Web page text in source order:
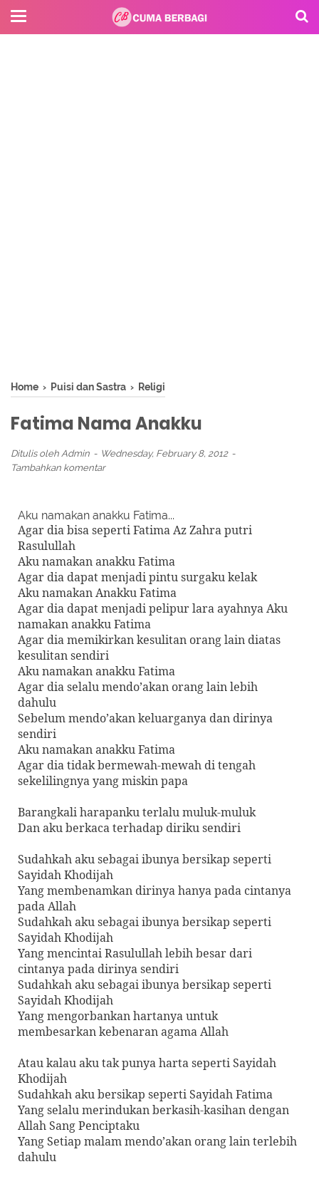
Home › Puisi dan Sastra › Religi
Fatima Nama Anakku
Ditulis oleh Admin
Wednesday, February 8, 2012
Tambahkan komentar
Aku namakan anakku Fatima...
Agar dia bisa seperti Fatima Az Zahra putri
Rasulullah
Aku namakan anakku Fatima
Agar dia dapat menjadi pintu surgaku kelak
Aku namakan Anakku Fatima
Agar dia dapat menjadi pelipur lara ayahnya Aku
namakan anakku Fatima
Agar dia memikirkan kesulitan orang lain diatas
kesulitan sendiri
Aku namakan anakku Fatima
Agar dia selalu mendo’akan orang lain lebih
dahulu
Sebelum mendo’akan keluarganya dan dirinya
sendiri
Aku namakan anakku Fatima
Agar dia tidak bermewah-mewah di tengah
sekelilingnya yang miskin papa
Barangkali harapanku terlalu muluk-muluk
Dan aku berkaca terhadap diriku sendiri
Sudahkah aku sebagai ibunya bersikap seperti
Sayidah Khodijah
Yang membenamkan dirinya hanya pada cintanya
pada Allah
Sudahkah aku sebagai ibunya bersikap seperti
Sayidah Khodijah
Yang mencintai Rasulullah lebih besar dari
cintanya pada dirinya sendiri
Sudahkah aku sebagai ibunya bersikap seperti
Sayidah Khodijah
Yang mengorbankan hartanya untuk
membesarkan kebenaran agama Allah
Atau kalau aku tak punya harta seperti Sayidah
Khodijah
Sudahkah aku bersikap seperti Sayidah Fatima
Yang selalu merindukan berkasih-kasihan dengan
Allah Sang Penciptaku
Yang Setiap malam mendo’akan orang lain terlebih
dahulu